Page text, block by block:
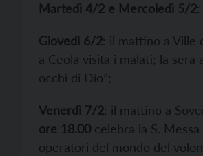
Martedì 4/2 e Mercoledì 5/2
Giovedì 6/2: il mattino a Ville
a Ceola visita i malati; la sera
occhi di Dio”;
Venerdì 7/2: il mattino a
ore 18.00 celebra la S.
operatori del mondo del